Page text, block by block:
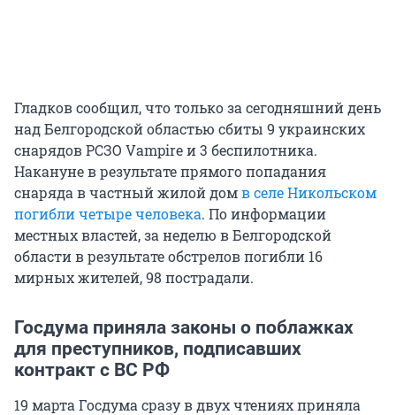
Гладков сообщил, что только за сегодняшний день
над Белгородской областью сбиты 9 украинских
снарядов РСЗО Vampire и 3 беспилотника.
Накануне в результате прямого попадания
снаряда в частный жилой домв селе Никольском
погибли четыре человека. По информации
местных властей, за неделю в Белгородской
области в результате обстрелов погибли 16
мирных жителей, 98 пострадали.
Госдума приняла законы о поблажках
для преступников, подписавших
контракт с ВС РФ
19 марта Госдума сразу в двух чтениях приняла